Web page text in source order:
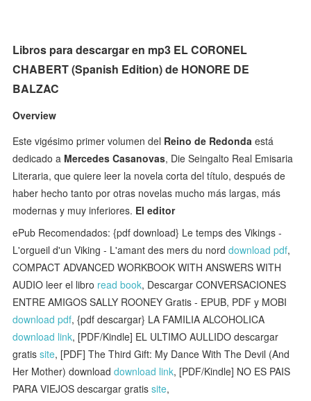
Libros para descargar en mp3 EL CORONEL
CHABERT (Spanish Edition) de HONORE DE
BALZAC
Overview
Este vigésimo primer volumen del Reino de Redondaestá
dedicado a Mercedes Casanovas, Die Seingalto Real Emisaria
Literaria, que quiere leer la novela corta del título, después de
haber hecho tanto por otras novelas mucho más largas, más
modernas y muy inferiores. El editor
ePub Recomendados: {pdf download} Le temps des Vikings -
L'orgueil d'un Viking - L'amant des mers du norddownload pdf,
COMPACT ADVANCED WORKBOOK WITH ANSWERS WITH
AUDIO leer el libro read book, Descargar CONVERSACIONES
ENTRE AMIGOS SALLY ROONEY Gratis - EPUB, PDF y MOBI
download pdf, {pdf descargar} LA FAMILIA ALCOHOLICA
download link, [PDF/Kindle] EL ULTIMO AULLIDO descargar
gratissite, [PDF] The Third Gift: My Dance With The Devil (And
Her Mother) downloaddownload link, [PDF/Kindle] NO ES PAIS
PARA VIEJOS descargar gratissite,